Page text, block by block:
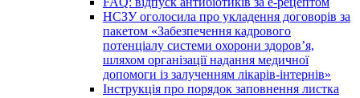
НСЗУ оголосила про укладення договорів за
пакетом «Забезпечення кадрового
потенціалу системи охорони здоров’я,
шляхом організації надання медичної
допомоги із залученням лікарів-інтернів»
Інструкція про порядок заповнення листка